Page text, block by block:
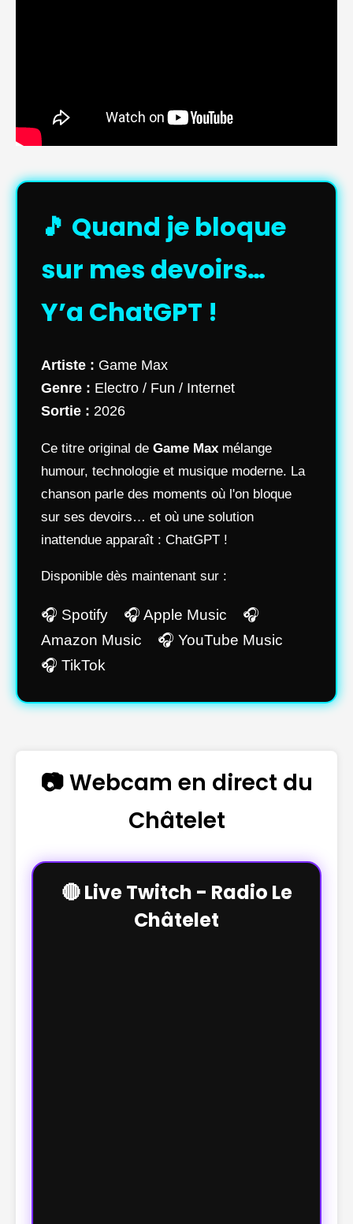
🎵 Quand je bloque
sur mes devoirs…
Y’a ChatGPT !
Artiste : Game Max
Genre : Electro / Fun / Internet
Sortie : 2026
Ce titre original de Game Max mélange
humour, technologie et musique moderne. La
chanson parle des moments où l'on bloque
sur ses devoirs… et où une solution
inattendue apparaît : ChatGPT !
Disponible dès maintenant sur :
🎧 Spotify 🎧 Apple Music 🎧
Amazon Music 🎧 YouTube Music
🎧 TikTok
📷 Webcam en direct du
Châtelet
🔴 Live Twitch - Radio Le
Châtelet